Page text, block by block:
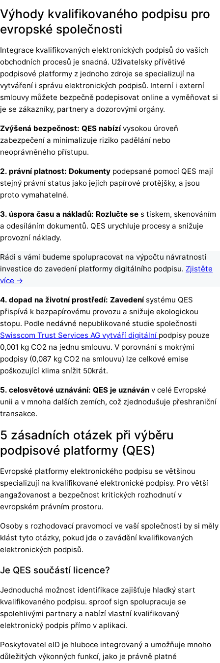
Výhody kvalifikovaného podpisu pro
evropské společnosti
Integrace kvalifikovaných elektronických podpisů do vašich
obchodních procesů je snadná. Uživatelsky přívětivé
podpisové platformy z jednoho zdroje se specializují na
vytváření i správu elektronických podpisů. Interní i externí
smlouvy můžete bezpečně podepisovat online a vyměňovat si
je se zákazníky, partnery a dozorovými orgány.
Zvýšená bezpečnost: QES nabízívysokou úroveň
zabezpečení a minimalizuje riziko padělání nebo
neoprávněného přístupu.
2. právní platnost: Dokumenty podepsané pomocí QES mají
stejný právní status jako jejich papírové protějšky, a jsou
proto vymahatelné.
3. úspora času a nákladů: Rozlučte se s tiskem, skenováním
a odesíláním dokumentů. QES urychluje procesy a snižuje
provozní náklady.
Rádi s vámi budeme spolupracovat na výpočtu návratnosti
investice do zavedení platformy digitálního podpisu. Zjistěte
více →
4. dopad na životní prostředí: Zavedenísystému QES
přispívá k bezpapírovému provozu a snižuje ekologickou
stopu. Podle nedávné nepublikované studie společnosti
Swisscom Trust Services AG vytváří digitální podpisy pouze
0,001 kg CO2 na jednu smlouvu. V porovnání s mokrými
podpisy (0,087 kg CO2 na smlouvu) lze celkové emise
poškozující klima snížit 50krát.
5. celosvětové uznávání: QES je uznáván v celé Evropské
unii a v mnoha dalších zemích, což zjednodušuje přeshraniční
transakce.
5 zásadních otázek při výběru
podpisové platformy (QES)
Evropské platformy elektronického podpisu se většinou
specializují na kvalifikované elektronické podpisy. Pro větší
angažovanost a bezpečnost kritických rozhodnutí v
evropském právním prostoru.
Osoby s rozhodovací pravomocí ve vaší společnosti by si měly
klást tyto otázky, pokud jde o zavádění kvalifikovaných
elektronických podpisů.
Je QES součástí licence?
Jednoduchá možnost identifikace zajišťuje hladký start
kvalifikovaného podpisu. sproof sign spolupracuje se
spolehlivými partnery a nabízí vlastní kvalifikovaný
elektronický podpis přímo v aplikaci.
Poskytovatel eID je hluboce integrovaný a umožňuje mnoho
důležitých výkonných funkcí, jako je právně platné